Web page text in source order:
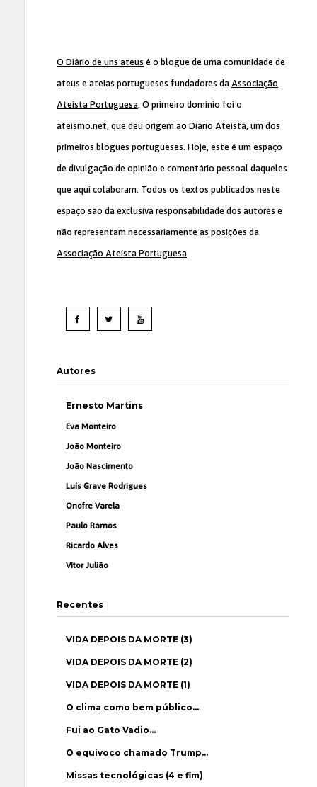
O Diário de uns ateus é o blogue de uma comunidade de
ateus e ateias portugueses fundadores da Associação
Ateísta Portuguesa. O primeiro domínio foi o
ateismo.net, que deu origem ao Diário Ateísta, um dos
primeiros blogues portugueses. Hoje, este é um espaço
de divulgação de opinião e comentário pessoal daqueles
que aqui colaboram. Todos os textos publicados neste
espaço são da exclusiva responsabilidade dos autores e
não representam necessariamente as posições da
Associação Ateísta Portuguesa.
Autores
Ernesto Martins
Eva Monteiro
João Monteiro
João Nascimento
Luís Grave Rodrigues
Onofre Varela
Paulo Ramos
Ricardo Alves
Vítor Julião
Recentes
VIDA DEPOIS DA MORTE (3)
VIDA DEPOIS DA MORTE (2)
VIDA DEPOIS DA MORTE (1)
O clima como bem público…
Fui ao Gato Vadio…
O equívoco chamado Trump…
Missas tecnológicas (4 e fim)